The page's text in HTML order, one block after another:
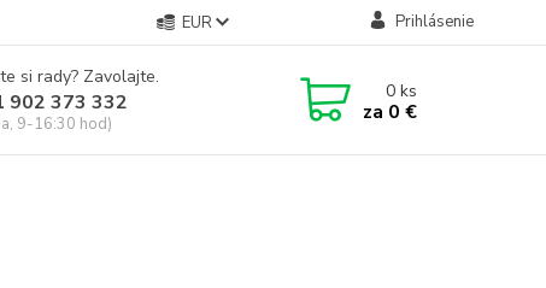
EUR Prihlásenie
si rady? Zavolajte.
902 373 332
9-16:30 hod)
0ks
za 0 €